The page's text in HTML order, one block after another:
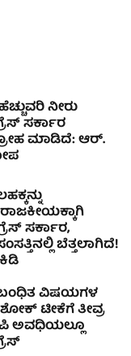
ನೀರು
ಸರ್ಕಾರ
ಮಾಡಿದೆ: ಆರ್.
ಸರ್ಕಾರ,
ಬೆತ್ತಲಾಗಿದೆ!
ವಿಷಯಗಳ
ಟೀಕೆಗೆ ತೀವ್ರ
ಅವಧಿಯಲ್ಲೂ